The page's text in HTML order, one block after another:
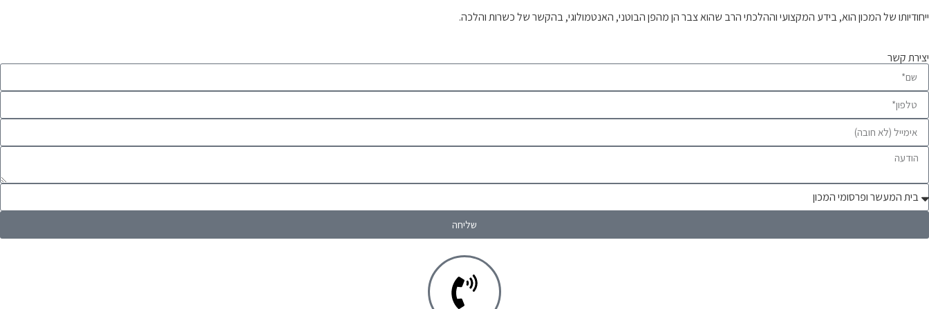
וברכתה מזונות
ייחודיותו של המכון הוא, בידע המקצועי וההלכתי הרב שהוא צבר הן מהפן הבוטני, האנטמולוגי, בהקשר של כשרות והלכה.
יצירת קשר
שליחה